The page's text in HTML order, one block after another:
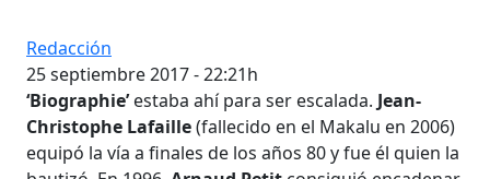
Redacción
25 septiembre 2017 - 22:21h
‘Biographie’estaba ahí para ser escalada. Jean-
Christophe Lafaille(fallecido en el Makalu en 2006)
equipó la vía a finales de los años 80 y fue él quien la